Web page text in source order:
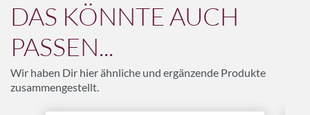
DAS KÖNNTE AUCH
PASSEN...
Wir haben Dir hier ähnliche und ergänzende Produkte
zusammengestellt.